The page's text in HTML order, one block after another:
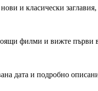
и класически
филми и вижте първи
дата и подробно